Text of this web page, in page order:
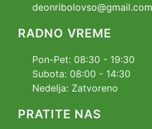
deonribolovso@gmail.com
RADNO VREME
Pon-Pet: 08:30 - 19:30
Subota: 08:00 - 14:30
Nedelja: Zatvoreno
PRATITE NAS